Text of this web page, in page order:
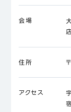
会場
住所
アクセス